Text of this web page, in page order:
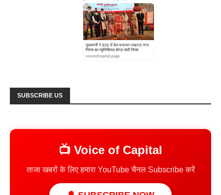
SUBSCRIBE US
📺 Voice of Capital
ताजा खबरों के लिए हमारा YouTube चैनल Subscribe करें